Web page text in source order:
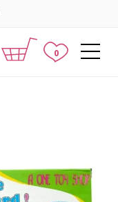
0